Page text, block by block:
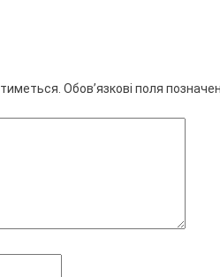
Обов’язкові поля